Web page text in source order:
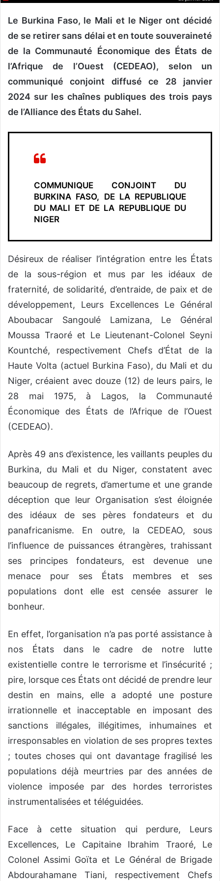
Le Burkina Faso, le Mali et le Niger ont décidé
de se retirer sans délai et en toute souveraineté
de la Communauté Économique des États de
l’Afrique de l’Ouest (CEDEAO), selon un
communiqué conjoint diffusé ce 28 janvier
2024 sur les chaînes publiques des trois pays
de l’Alliance des États du Sahel.
COMMUNIQUE CONJOINT DU
BURKINA FASO, DE LA REPUBLIQUE
DU MALI ET DE LA REPUBLIQUE DU
NIGER
Désireux de réaliser l’intégration entre les États
de la sous-région et mus par les idéaux de
fraternité, de solidarité, d’entraide, de paix et de
développement, Leurs Excellences Le Général
Aboubacar Sangoulé Lamizana, Le Général
Moussa Traoré et Le Lieutenant-Colonel Seyni
Kountché, respectivement Chefs d’État de la
Haute Volta (actuel Burkina Faso), du Mali et du
Niger, créaient avec douze (12) de leurs pairs, le
28 mai 1975, à Lagos, la Communauté
Économique des États de l’Afrique de l’Ouest
(CEDEAO).
Après 49 ans d’existence, les vaillants peuples du
Burkina, du Mali et du Niger, constatent avec
beaucoup de regrets, d’amertume et une grande
déception que leur Organisation s’est éloignée
des idéaux de ses pères fondateurs et du
panafricanisme. En outre, la CEDEAO, sous
l’influence de puissances étrangères, trahissant
ses principes fondateurs, est devenue une
menace pour ses États membres et ses
populations dont elle est censée assurer le
bonheur.
En effet, l’organisation n’a pas porté assistance à
nos États dans le cadre de notre lutte
existentielle contre le terrorisme et l’insécurité ;
pire, lorsque ces États ont décidé de prendre leur
destin en mains, elle a adopté une posture
irrationnelle et inacceptable en imposant des
sanctions illégales, illégitimes, inhumaines et
irresponsables en violation de ses propres textes
; toutes choses qui ont davantage fragilisé les
populations déjà meurtries par des années de
violence imposée par des hordes terroristes
instrumentalisées et téléguidées.
Face à cette situation qui perdure, Leurs
Excellences, Le Capitaine Ibrahim Traoré, Le
Colonel Assimi Goïta et Le Général de Brigade
Abdourahamane Tiani, respectivement Chefs